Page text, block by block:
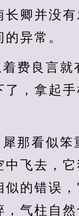
长卿并没有
异常。
费良言就
了，拿起
那看似笨
中飞去，
似的错误
，气柱自然